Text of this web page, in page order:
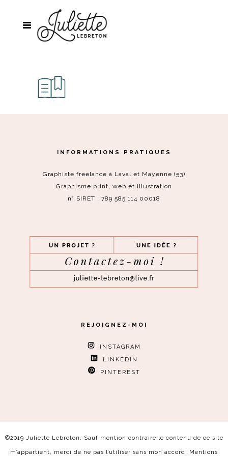
INFORMATIONS PRATIQUES
Graphiste freelance à Laval et Mayenne (53)
Graphisme print, web et illustration
n° SIRET : 789 585 114 00018
REJOIGNEZ-MOI
INSTAGRAM
LINKEDIN
PINTEREST
©2019 Juliette Lebreton. Sauf mention contraire le contenu de ce site
m’appartient, merci de ne pas l’utiliser sans mon accord. Mentions